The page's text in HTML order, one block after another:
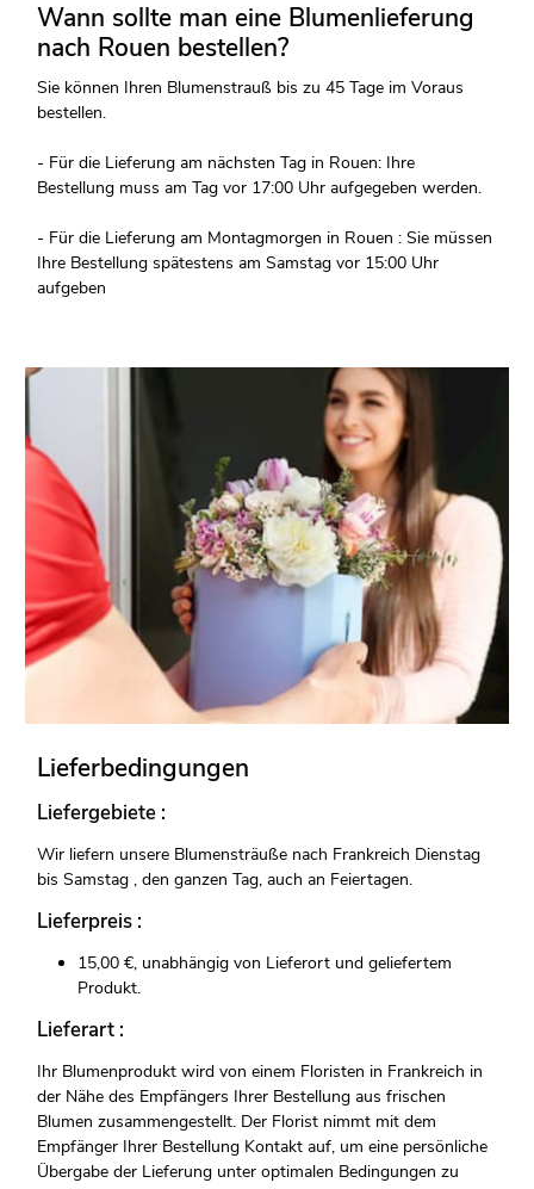
Wann sollte man eine Blumenlieferung
nach Rouen bestellen?
Sie können Ihren Blumenstrauß bis zu 45 Tage im Voraus
bestellen.
- Für die Lieferung am nächsten Tag in Rouen: Ihre
Bestellung muss am Tag vor 17:00 Uhr aufgegeben werden.
- Für die Lieferung am Montagmorgen in Rouen : Sie müssen
Ihre Bestellung spätestens am Samstag vor 15:00 Uhr
aufgeben
Lieferbedingungen
Liefergebiete :
Wir liefern unsere Blumensträuße nach Frankreich Dienstag
bis Samstag , den ganzen Tag, auch an Feiertagen.
Lieferpreis :
15,00 €, unabhängig von Lieferort und geliefertem
Produkt.
Lieferart :
Ihr Blumenprodukt wird von einem Floristen in Frankreich in
der Nähe des Empfängers Ihrer Bestellung aus frischen
Blumen zusammengestellt. Der Florist nimmt mit dem
Empfänger Ihrer Bestellung Kontakt auf, um eine persönliche
Übergabe der Lieferung unter optimalen Bedingungen zu